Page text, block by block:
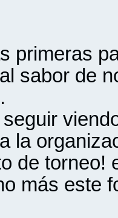
primeras
sabor de
la
de torneo!
más este